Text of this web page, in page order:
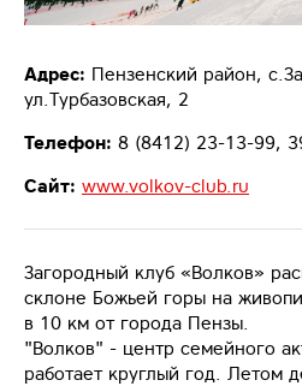
Адрес: Пензенский район,
ул.Турбазовская, 2
Телефон: 8 (8412) 23-13-99,
Сайт: www.volkov-club.ru
Загородный клуб «Волков»
склоне Божьей горы на
в 10 км от города Пензы.
"Волков" - центр семейного
работает круглый год. Летом